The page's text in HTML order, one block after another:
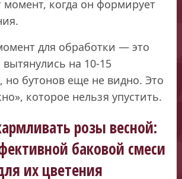
момент, когда он формирует
для обработки — это
вытянулись на 10-15
но бутонов еще не видно. Это
которое нельзя упустить.
розы весной:
баковой смеси
их цветения